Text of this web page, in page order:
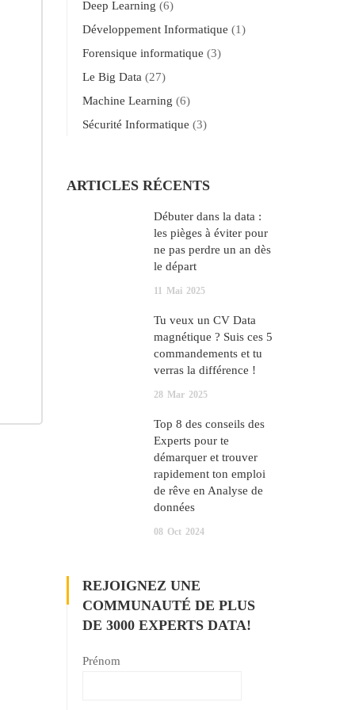
Deep Learning (6)
Développement Informatique (1)
Forensique informatique (3)
Le Big Data (27)
Machine Learning (6)
Sécurité Informatique (3)
ARTICLES RÉCENTS
Débuter dans la data :
les pièges à éviter pour
ne pas perdre un an dès
le départ
11 Mai 2025
Tu veux un CV Data
magnétique ? Suis ces 5
commandements et tu
verras la différence !
28 Mar 2025
Top 8 des conseils des
Experts pour te
démarquer et trouver
rapidement ton emploi
de rêve en Analyse de
données
08 Oct 2024
REJOIGNEZ UNE
COMMUNAUTÉ DE PLUS
DE 3000 EXPERTS DATA!
Prénom